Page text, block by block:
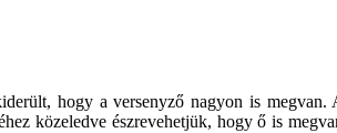
hogy a versenyző nagyon is
közeledve észrevehetjük, hogy ő is